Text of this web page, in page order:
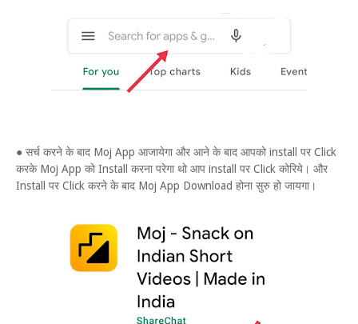
● सर्च करने के बाद Moj App आजायेगा और आने के बाद आपको install पर Click
करके Moj App को Install करना परेगा थो आप install पर Click कोरिये। और
Install पर Click करने के बाद Moj App Download होना सुरु हो जायगा।